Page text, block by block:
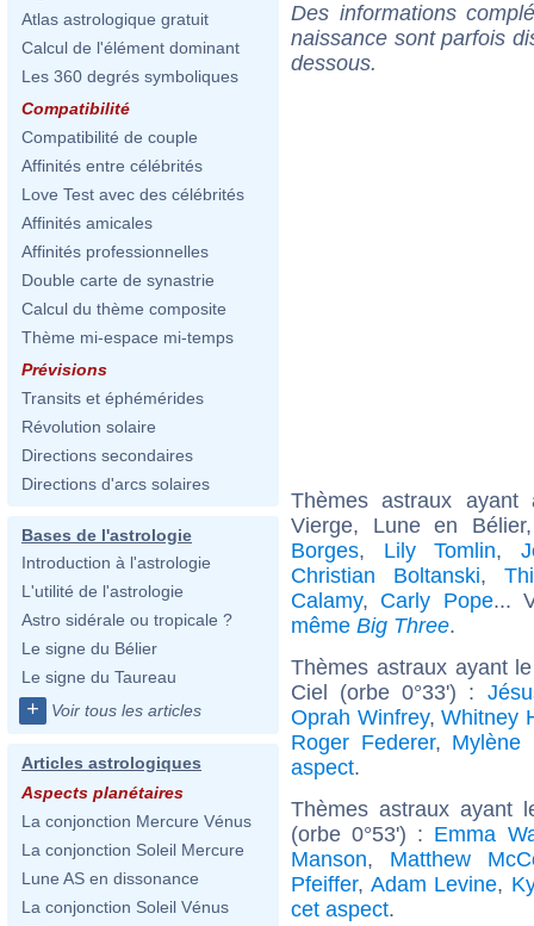
Atlas astrologique gratuit
Calcul de l'élément dominant
Les 360 degrés symboliques
Compatibilité
Compatibilité de couple
Affinités entre célébrités
Love Test avec des célébrités
Affinités amicales
Affinités professionnelles
Double carte de synastrie
Calcul du thème composite
Thème mi-espace mi-temps
Prévisions
Transits et éphémérides
Révolution solaire
Directions secondaires
Directions d'arcs solaires
Bases de l'astrologie
Introduction à l'astrologie
L'utilité de l'astrologie
Astro sidérale ou tropicale ?
Le signe du Bélier
Le signe du Taureau
+ Voir tous les articles
Articles astrologiques
Aspects planétaires
La conjonction Mercure Vénus
La conjonction Soleil Mercure
Lune AS en dissonance
La conjonction Soleil Vénus
Des informations
naissance sont parfois
dessous.
Thèmes astraux
Vierge, Lune en
Borges, Lily Tomlin,
Christian Boltanski,
Calamy, Carly Pope...
même Big Three.
Thèmes astraux ayant
Ciel (orbe 0°33') :
Oprah Winfrey,Whitney
Roger Federer, Mylène
aspect.
Thèmes astraux ayant
(orbe 0°53') : Emma
Manson, Matthew
Pfeiffer, Adam Levine,
cet aspect.